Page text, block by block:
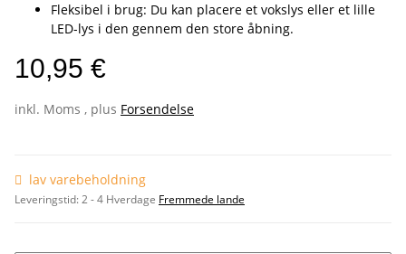
Fleksibel i brug: Du kan placere et vokslys eller et lille
LED-lys i den gennem den store åbning.
10,95 €
inkl. Moms , plus Forsendelse
lav varebeholdning
Leveringstid:2 - 4 Hverdage Fremmede lande